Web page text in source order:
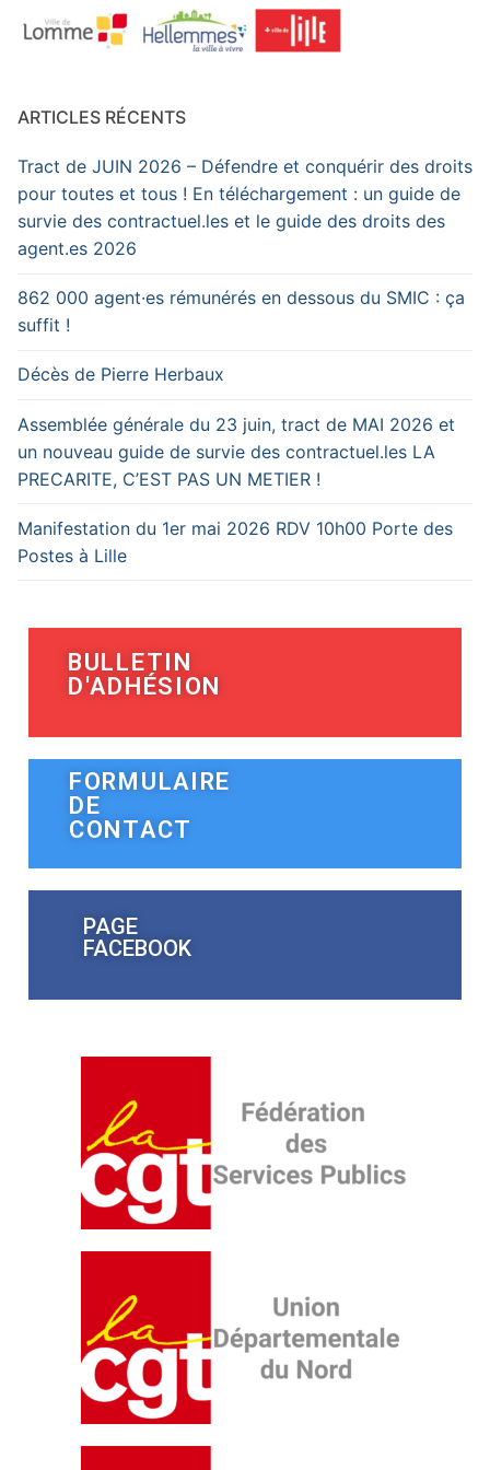
ARTICLES RÉCENTS
Tract de JUIN 2026 – Défendre et conquérir des droits
pour toutes et tous ! En téléchargement : un guide de
survie des contractuel.les et le guide des droits des
agent.es 2026
862 000 agent·es rémunérés en dessous du SMIC : ça
suffit !
Décès de Pierre Herbaux
Assemblée générale du 23 juin, tract de MAI 2026 et
un nouveau guide de survie des contractuel.les LA
PRECARITE, C’EST PAS UN METIER !
Manifestation du 1er mai 2026 RDV 10h00 Porte des
Postes à Lille
BULLETIN
D'ADHÉSION
FORMULAIRE
DE
CONTACT
PAGE
FACEBOOK